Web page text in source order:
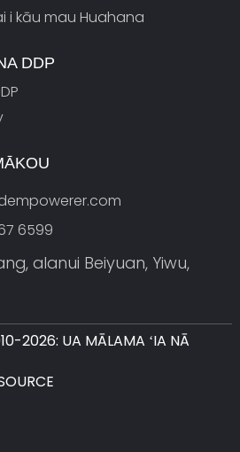
i kāu mau Huahana
DDP
6599
alanui Beiyuan, Yiwu,
2026: UA MĀLAMA ʻIA NĀ